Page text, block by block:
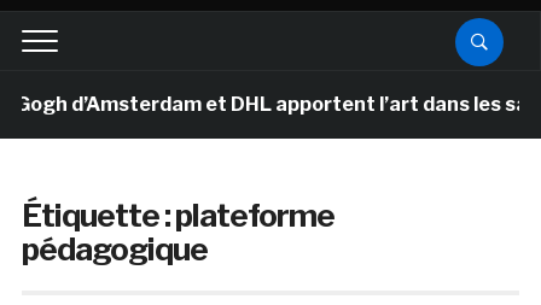
d’Amsterdam et DHL apportent l’art dans les salles
Étiquette :plateforme
pédagogique